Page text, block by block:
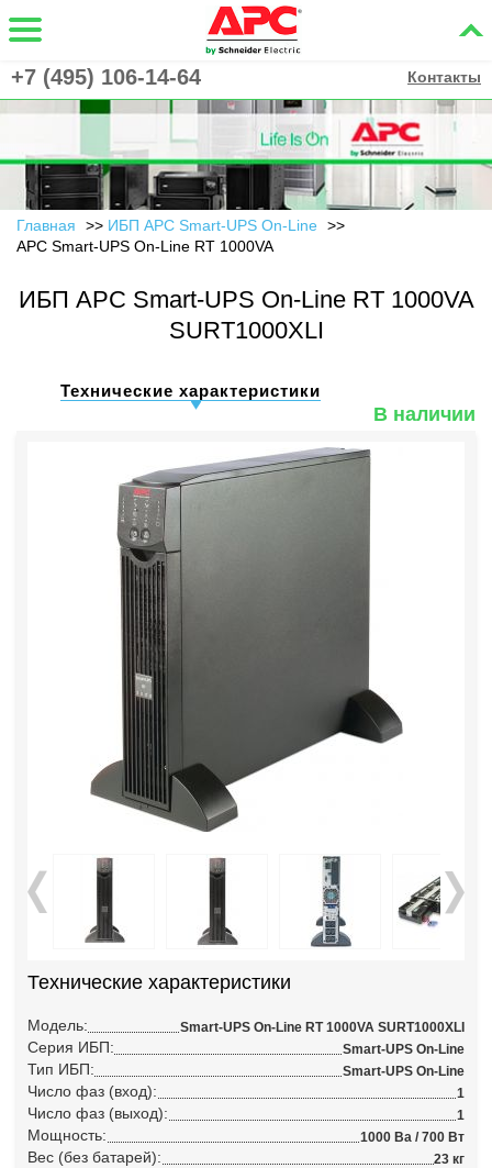
+7 (495) 106-14-64 Контакты
Главная
ИБП APC Smart-UPS On-Line
APC Smart-UPS On-Line RT 1000VA
ИБП APC Smart-UPS On-Line RT 1000VA
SURT1000XLI
Технические характеристики
В наличии
Технические характеристики
Модель: Smart-UPS On-Line RT 1000VA SURT1000XLI
Серия ИБП: Smart-UPS On-Line
Тип ИБП: Smart-UPS On-Line
Число фаз (вход): 1
Число фаз (выход): 1
Мощность: 1000 Ва / 700 Вт
Вес (без батарей): 23 кг